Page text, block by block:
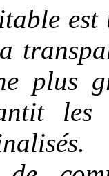
plus
les